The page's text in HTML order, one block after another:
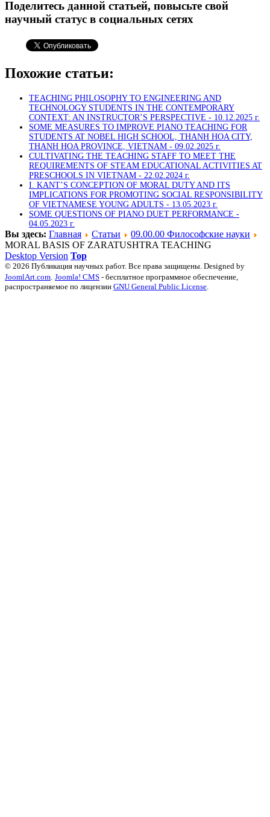
Поделитесь данной статьей, повысьте свой
научный статус в социальных сетях
Похожие статьи:
TEACHING PHILOSOPHY TO ENGINEERING AND
TECHNOLOGY STUDENTS IN THE CONTEMPORARY
CONTEXT: AN INSTRUCTOR’S PERSPECTIVE - 10.12.2025 г.
SOME MEASURES TO IMPROVE PIANO TEACHING FOR
STUDENTS AT NOBEL HIGH SCHOOL, THANH HOA CITY,
THANH HOA PROVINCE, VIETNAM - 09.02.2025 г.
CULTIVATING THE TEACHING STAFF TO MEET THE
REQUIREMENTS OF STEAM EDUCATIONAL ACTIVITIES AT
PRESCHOOLS IN VIETNAM - 22.02.2024 г.
I. KANT’S CONCEPTION OF MORAL DUTY AND ITS
IMPLICATIONS FOR PROMOTING SOCIAL RESPONSIBILITY
OF VIETNAMESE YOUNG ADULTS - 13.05.2023 г.
SOME QUESTIONS OF PIANO DUET PERFORMANCE -
04.05.2023 г.
Вы здесь: Главная Статьи
09.00.00 Философские науки
MORAL BASIS OF ZARATUSHTRA TEACHING
Desktop Version Top
© 2026 Публикация научных работ. Все права защищены. Designed by
JoomlArt.com Joomla! CMS - бесплатное программное обеспечение,
распространяемое по лицензии GNU General Public License